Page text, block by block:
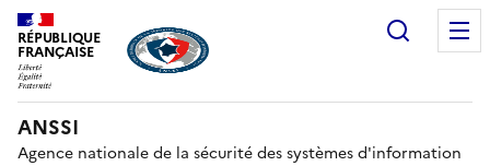
RÉPUBLIQUE
FRANÇAISE
ANSSI
Agence nationale de la sécurité des systèmes d'information